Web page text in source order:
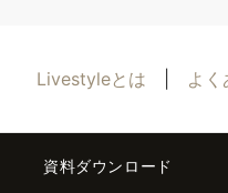
Livestyleとは よく
資料ダウンロード